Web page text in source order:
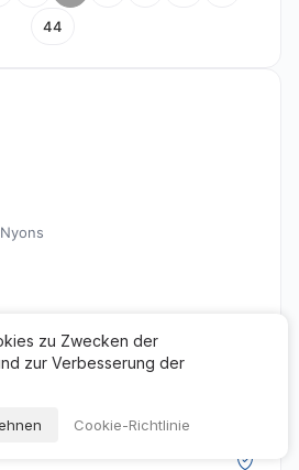
44
zu Zwecken der
zur Verbesserung der
Cookie-Richtlinie